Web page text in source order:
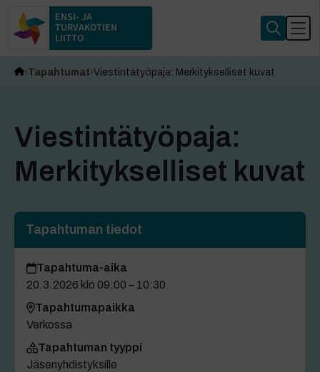
ENSI- JA
TURVAKOTIEN
LIITTO
Tapahtumat Viestintätyöpaja: Merkitykselliset kuvat
Viestintätyöpaja:
Merkitykselliset kuvat
Tapahtuman tiedot
Tapahtuma-aika
20.3.2026 klo 09:00 – 10:30
Tapahtumapaikka
Verkossa
Tapahtuman tyyppi
Jäsenyhdistyksille